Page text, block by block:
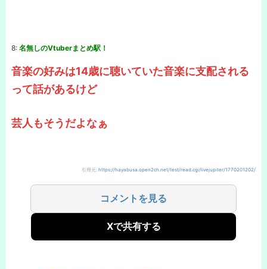
8: 名無しのVtuberまとめ駅！
音楽の好みは14歳に聴いていた音楽に支配される
って話があるけど
芸人もそうだよなぁ
引用元: https://hayabusa.open2ch.net/test/read.cgi/livejupiter/1770201202/
コメントを見る
Xで共有する